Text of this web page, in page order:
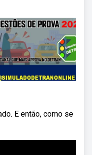
E então, como se